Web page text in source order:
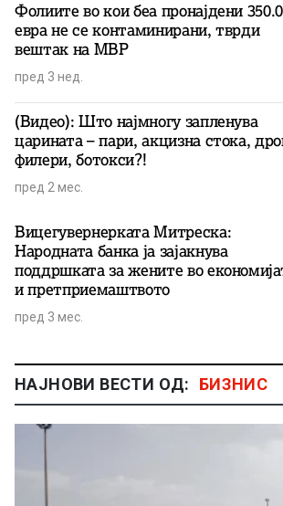
Фолиите во кои беа пронајдени
евра не се контаминирани, тврди
вештак на МВР
пред 3 нед.
(Видео): Што најмногу запленува
царината – пари, акцизна стока,
филери, ботокси?!
пред 2 мес.
Вицегувернерката Митреска:
Народната банка ја зајакнува
поддршката за жените во
и претприемаштвото
пред 3 мес.
НАЈНОВИ ВЕСТИ ОД: БИЗНИС